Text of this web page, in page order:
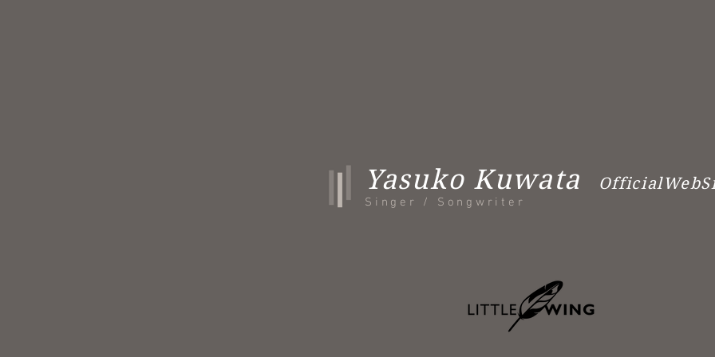
Yasuko Kuwata
Singer / Songwriter